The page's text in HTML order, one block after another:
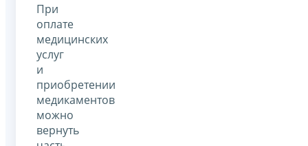
При
оплате
медицинских
услуг
и
приобретении
медикаментов
можно
вернуть